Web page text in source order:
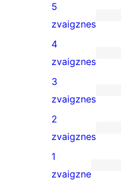
3
5-
star
reviews
5
zvaigznes
0
4-
star
reviews
4
zvaigznes
0
3-
star
reviews
3
zvaigznes
0
2-
star
2
zvaigznes
0
1
zvaigzne